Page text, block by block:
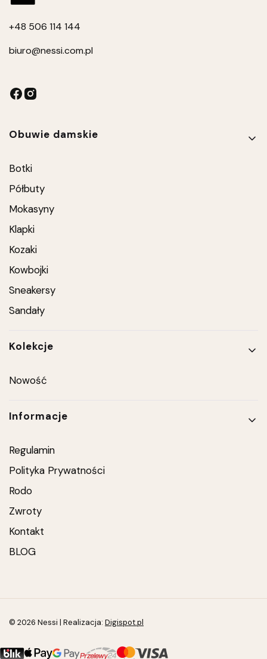
+48 506 114 144
biuro@nessi.com.pl
Linki w stopce
Obuwie damskie
Botki
Półbuty
Mokasyny
Klapki
Kozaki
Kowbojki
Sneakersy
Sandały
Kolekcje
Nowość
Informacje
Regulamin
Polityka Prywatności
Rodo
Zwroty
Kontakt
BLOG
© 2026 Nessi | Realizacja: Digispot.pl